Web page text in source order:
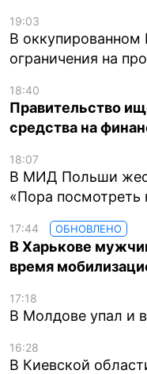
19:03
В
ограничения на
18:40
Правительство
средства на
18:07
В МИД Польши
«Пора посмотреть
17:44 ОБНОВЛЕНО
В Харькове
время
17:18
В Молдове упал и
16:28
В Киевской